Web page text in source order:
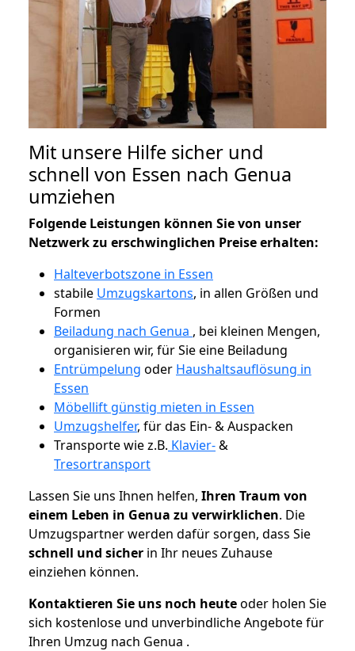
Mit unsere Hilfe sicher und
schnell von Essen nach Genua
umziehen
Folgende Leistungen können Sie von unser
Netzwerk zu erschwinglichen Preise erhalten:
Halteverbotszone in Essen
stabile Umzugskartons, in allen Größen und
Formen
Beiladung nach Genua , bei kleinen Mengen,
organisieren wir, für Sie eine Beiladung
Entrümpelung oder Haushaltsauflösung in
Essen
Möbellift günstig mieten in Essen
Umzugshelfer, für das Ein- & Auspacken
Transporte wie z.B. Klavier-&
Tresortransport
Lassen Sie uns Ihnen helfen, Ihren Traum von
einem Leben in Genua zu verwirklichen. Die
Umzugspartner werden dafür sorgen, dass Sie
schnell und sicher in Ihr neues Zuhause
einziehen können.
Kontaktieren Sie uns noch heuteoder holen Sie
sich kostenlose und unverbindliche Angebote für
Ihren Umzug nach Genua .